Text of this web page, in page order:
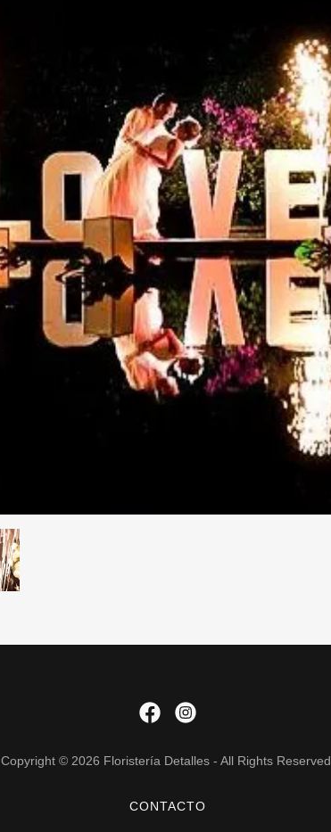
Copyright © 2026 Floristería Detalles - All Rights Reserved.
CONTACTO